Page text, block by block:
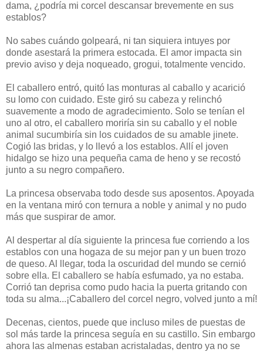
dama, ¿podría mi corcel descansar brevemente en sus
establos?
No sabes cuándo golpeará, ni tan siquiera intuyes por
donde asestará la primera estocada. El amor impacta sin
previo aviso y deja noqueado, grogui, totalmente vencido.
El caballero entró, quitó las monturas al caballo y acarició
su lomo con cuidado. Este giró su cabeza y relinchó
suavemente a modo de agradecimiento. Solo se tenían el
uno al otro, el caballero moriría sin su caballo y el noble
animal sucumbiría sin los cuidados de su amable jinete.
Cogió las bridas, y lo llevó a los establos. Allí el joven
hidalgo se hizo una pequeña cama de heno y se recostó
junto a su negro compañero.
La princesa observaba todo desde sus aposentos. Apoyada
en la ventana miró con ternura a noble y animal y no pudo
más que suspirar de amor.
Al despertar al día siguiente la princesa fue corriendo a los
establos con una hogaza de su mejor pan y un buen trozo
de queso. Al llegar, toda la oscuridad del mundo se cernió
sobre ella. El caballero se había esfumado, ya no estaba.
Corrió tan deprisa como pudo hacia la puerta gritando con
toda su alma...¡Caballero del corcel negro, volved junto a mí!
Decenas, cientos, puede que incluso miles de puestas de
sol más tarde la princesa seguía en su castillo. Sin embargo
ahora las almenas estaban acristaladas, dentro ya no se